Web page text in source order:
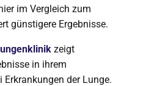
im Vergleich zum
günstigere Ergebnisse.
zeigt
in ihrem
der Lunge.